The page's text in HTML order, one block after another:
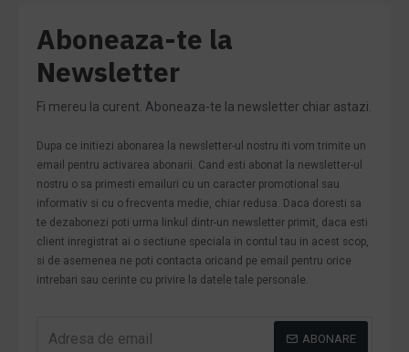
Aboneaza-te la
Newsletter
Fi mereu la curent. Aboneaza-te la newsletter chiar astazi.
Dupa ce initiezi abonarea la newsletter-ul nostru iti vom trimite un
email pentru activarea abonarii. Cand esti abonat la newsletter-ul
nostru o sa primesti emailuri cu un caracter promotional sau
informativ si cu o frecventa medie, chiar redusa. Daca doresti sa
te dezabonezi poti urma linkul dintr-un newsletter primit, daca esti
client inregistrat ai o sectiune speciala in contul tau in acest scop,
si de asemenea ne poti contacta oricand pe email pentru orice
intrebari sau cerinte cu privire la datele tale personale.
ABONARE